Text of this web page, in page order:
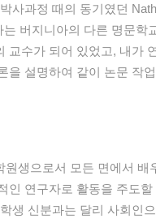
사과정 때의 동기였던
버지니아의 다른 명문학
교수가 되어 있었고, 내가
을 설명하여 같이 논문 작
원생으로서 모든 면에서 배
인 연구자로 활동을 주도
생 신분과는 달리 사회인